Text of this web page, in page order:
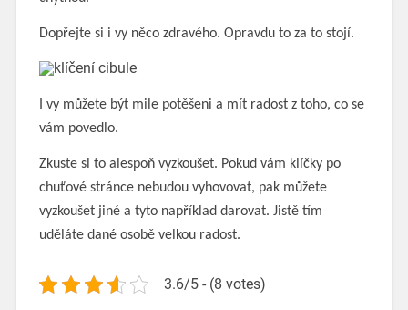
Dopřejte si i vy něco zdravého. Opravdu to za to stojí.
I vy můžete být mile potěšeni a mít radost z toho, co se
vám povedlo.
Zkuste si to alespoň vyzkoušet. Pokud vám klíčky po
chuťové stránce nebudou vyhovovat, pak můžete
vyzkoušet jiné a tyto například darovat. Jistě tím
uděláte dané osobě velkou radost.
3.6/5 - (8 votes)